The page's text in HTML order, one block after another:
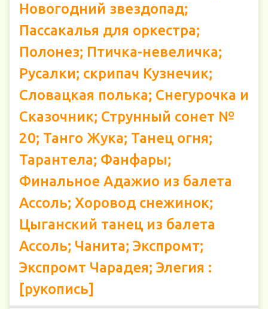
Новогодний звездопад;
Пассакалья для оркестра;
Полонез; Птичка-невеличка;
Русалки; скрипач Кузнечик;
Словацкая полька; Снегурочка и
Сказочник; Струнный сонет №
20; Танго Жука; Танец огня;
Тарантела; Фанфары;
Финальное Адажио из балета
Ассоль; Хоровод снежинок;
Цыганский танец из балета
Ассоль; Чанита; Экспромт;
Экспромт Чарадея; Элегия :
[рукопись]